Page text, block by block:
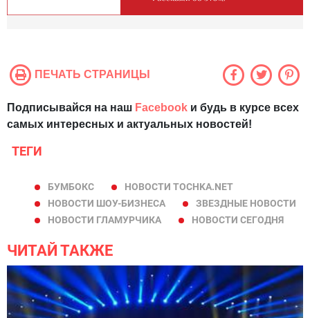
ПЕЧАТЬ СТРАНИЦЫ
Подписывайся на наш Facebook и будь в курсе всех
самых интересных и актуальных новостей!
ТЕГИ
БУМБОКС
НОВОСТИ TOCHKA.NET
НОВОСТИ ШОУ-БИЗНЕСА
ЗВЕЗДНЫЕ НОВОСТИ
НОВОСТИ ГЛАМУРЧИКА
НОВОСТИ СЕГОДНЯ
ЧИТАЙ ТАКЖЕ